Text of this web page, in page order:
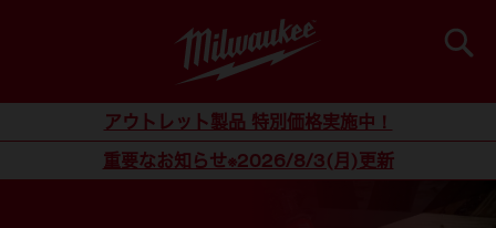
検索
コンテンツにスキップアウトレット製品 特別価格実施中！
重要なお知らせ※2026/8/3(月)更新